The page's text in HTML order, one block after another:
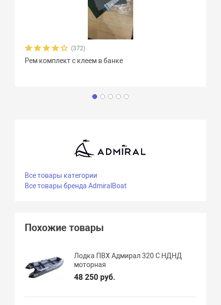
(372)
Рем комплект с клеем в банке
Все товары категории
Все товары бренда AdmiralBoat
Похожие товары
Лодка ПВХ Адмирал 320 C НДНД
моторная
48 250 руб.